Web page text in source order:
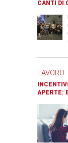
CANTI DI
LAVORO
APERTE: